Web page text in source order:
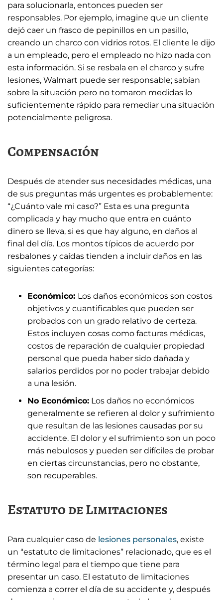
para solucionarla, entonces pueden ser
responsables. Por ejemplo, imagine que un cliente
dejó caer un frasco de pepinillos en un pasillo,
creando un charco con vidrios rotos. El cliente le dijo
a un empleado, pero el empleado no hizo nada con
esta información. Si se resbala en el charco y sufre
lesiones, Walmart puede ser responsable; sabían
sobre la situación pero no tomaron medidas lo
suficientemente rápido para remediar una situación
potencialmente peligrosa.
Compensación
Después de atender sus necesidades médicas, una
de sus preguntas más urgentes es probablemente:
“¿Cuánto vale mi caso?” Esta es una pregunta
complicada y hay mucho que entra en cuánto
dinero se lleva, si es que hay alguno, en daños al
final del día. Los montos típicos de acuerdo por
resbalones y caídas tienden a incluir daños en las
siguientes categorías:
Económico: Los daños económicos son costos
objetivos y cuantificables que pueden ser
probados con un grado relativo de certeza.
Estos incluyen cosas como facturas médicas,
costos de reparación de cualquier propiedad
personal que pueda haber sido dañada y
salarios perdidos por no poder trabajar debido
a una lesión.
No Económico: Los daños no económicos
generalmente se refieren al dolor y sufrimiento
que resultan de las lesiones causadas por su
accidente. El dolor y el sufrimiento son un poco
más nebulosos y pueden ser difíciles de probar
en ciertas circunstancias, pero no obstante,
son recuperables.
Estatuto de Limitaciones
Para cualquier caso de lesiones personales, existe
un “estatuto de limitaciones” relacionado, que es el
término legal para el tiempo que tiene para
presentar un caso. El estatuto de limitaciones
comienza a correr el día de su accidente y, después